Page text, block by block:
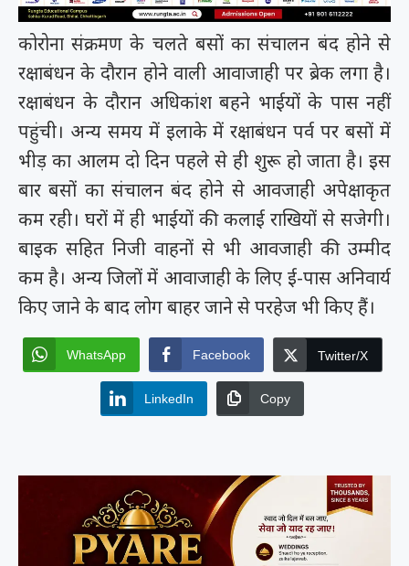
कोरोना संक्रमण के चलते बसों का संचालन बंद होने से
रक्षाबंधन के दौरान होने वाली आवाजाही पर ब्रेक लगा है।
रक्षाबंधन के दौरान अधिकांश बहने भाईयों के पास नहीं
पहुंची। अन्य समय में इलाके में रक्षाबंधन पर्व पर बसों में
भीड़ का आलम दो दिन पहले से ही शुरू हो जाता है। इस
बार बसों का संचालन बंद होने से आवजाही अपेक्षाकृत
कम रही। घरों में ही भाईयों की कलाई राखियों से सजेगी।
बाइक सहित निजी वाहनों से भी आवजाही की उम्मीद
कम है। अन्य जिलों में आवाजाही के लिए ई-पास अनिवार्य
किए जाने के बाद लोग बाहर जाने से परहेज भी किए हैं।
WhatsApp Facebook Twitter/X
LinkedIn Copy